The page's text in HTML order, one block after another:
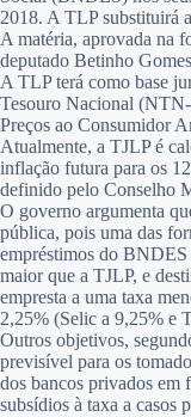
2018. A TLP substituirá
A matéria, aprovada na
deputado Betinho
A TLP terá como base
Tesouro Nacional
Preços ao Consumidor
Atualmente, a TJLP é
inflação futura para os
definido pelo Conselho
O governo argumenta
pública, pois uma das
empréstimos do
maior que a TJLP, e
empresta a uma taxa
2,25% (Selic a 9,25% e
Outros objetivos,
previsível para os
dos bancos privados em
subsídios à taxa a casos